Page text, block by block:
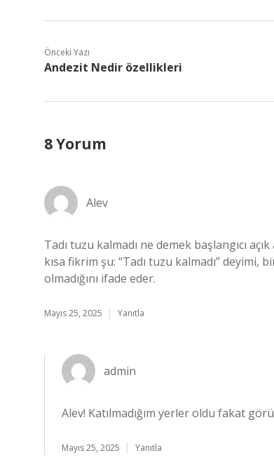
Önceki Yazı
Andezit Nedir özellikleri
8 Yorum
Alev
Tadı tuzu kalmadı ne demek başlangıcı
kısa fikrim şu: “Tadı tuzu kalmadı”
olmadığını ifade eder.
Mayıs 25, 2025 Yanıtla
admin
Alev! Katılmadığım yerler oldu fakat
Mayıs 25, 2025 Yanıtla